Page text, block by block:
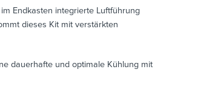
Endkasten integrierte Luftführung
dieses Kit mit verstärkten
dauerhafte und optimale Kühlung mit